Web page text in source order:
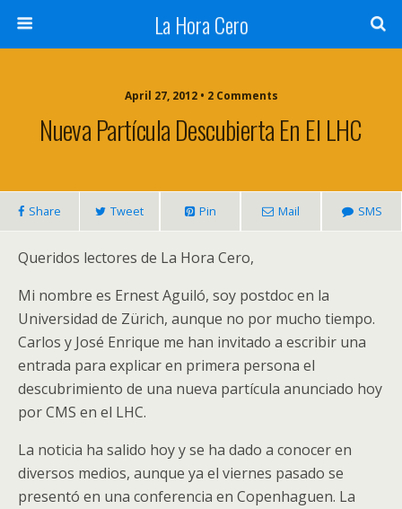
La Hora Cero
April 27, 2012 • 2 Comments
Nueva Partícula Descubierta En El LHC
Share Tweet Pin Mail SMS
Queridos lectores de La Hora Cero,
Mi nombre es Ernest Aguiló, soy postdoc en la
Universidad de Zürich, aunque no por mucho tiempo.
Carlos y José Enrique me han invitado a escribir una
entrada para explicar en primera persona el
descubrimiento de una nueva partícula anunciado hoy
porCMS en el LHC.
La noticia ha salido hoy y se ha dado a conocer en
diversos medios, aunque ya el viernes pasado se
presentó en una conferencia en Copenhaguen. La